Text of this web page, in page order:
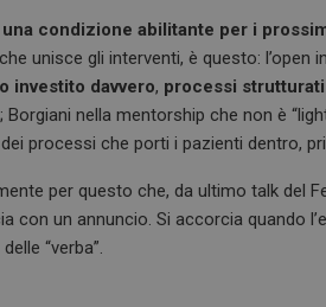
condizione abilitante per i
unisce gli interventi, è questo:
investito davvero, processi strutturati
Borgiani nella mentorship che non è
processi che porti i pazienti dentro,
per questo che, da ultimo talk del
con un annuncio. Si accorcia quando
“verba”.
tracking-sites-
ironfish-session-id